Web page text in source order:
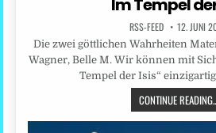
Im Tempel
RSS-FEED 12. JUNI
Die zwei göttlichen Wahrheiten
Wagner, Belle M. Wir können mit
Tempel der Isis“
CONTINUE